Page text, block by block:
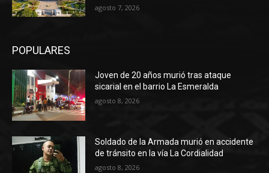
agosto 7, 2026
POPULARES
Joven de 20 años murió tras ataque
sicarial en el barrio La Esmeralda
agosto 8, 2026
Soldado de la Armada murió en accidente
de tránsito en la vía La Cordialidad
agosto 8, 2026